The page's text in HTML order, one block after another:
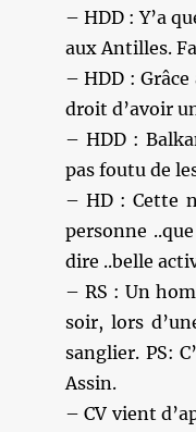
– HDD : Y’a
aux Antilles.
– HDD :
droit d’avoir
– HDD :
pas foutu de
– HD : Cette
personne
dire ..belle
– RS : Un
soir, lors
sanglier. PS:
Assin.
– CV vient